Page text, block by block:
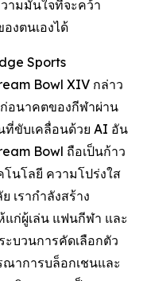
ามมั่นใจที่จะคว้า
งตนเองได้
Sports
Bowl XIV กล่าว
ก่อนาคตของกีฬาผ่าน
ที่ขับเคลื่อนด้วย AI อัน
Bowl ถือเป็นก้าว
โนโลยี ความโปร่งใส
เรากำลังสร้าง
ก่ผู้เล่น แฟนกีฬา และ
บวนการคัดเลือกตัว
าการบล็อกเชนและ